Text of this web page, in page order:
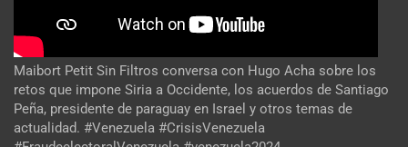
Maibort Petit Sin Filtros conversa con Hugo Acha sobre los
retos que impone Siria a Occidente, los acuerdos de Santiago
Peña, presidente de paraguay en Israel y otros temas de
actualidad. #Venezuela #CrisisVenezuela